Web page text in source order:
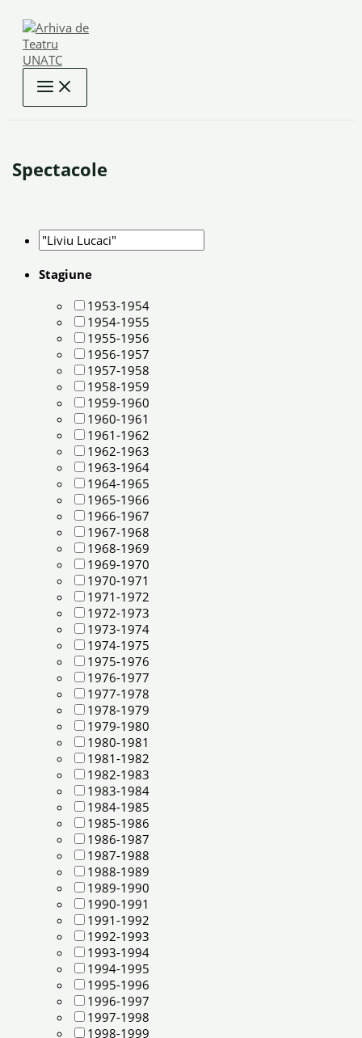
content
Spectacole
Stagiune
1953-1954
1954-1955
1955-1956
1956-1957
1957-1958
1958-1959
1959-1960
1960-1961
1961-1962
1962-1963
1963-1964
1964-1965
1965-1966
1966-1967
1967-1968
1968-1969
1969-1970
1970-1971
1971-1972
1972-1973
1973-1974
1974-1975
1975-1976
1976-1977
1977-1978
1978-1979
1979-1980
1980-1981
1981-1982
1982-1983
1983-1984
1984-1985
1985-1986
1986-1987
1987-1988
1988-1989
1989-1990
1990-1991
1991-1992
1992-1993
1993-1994
1994-1995
1995-1996
1996-1997
1997-1998
1998-1999